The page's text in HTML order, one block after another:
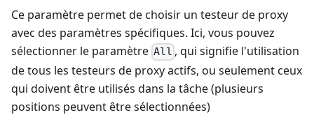
Ce paramètre permet de choisir un testeur de proxy
avec des paramètres spécifiques. Ici, vous pouvez
sélectionner le paramètre All , qui signifie l'utilisation
de tous les testeurs de proxy actifs, ou seulement ceux
qui doivent être utilisés dans la tâche (plusieurs
positions peuvent être sélectionnées)